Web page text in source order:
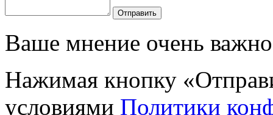
Отправить
Ваше мнение очень
Нажимая кнопку
условиями Политики